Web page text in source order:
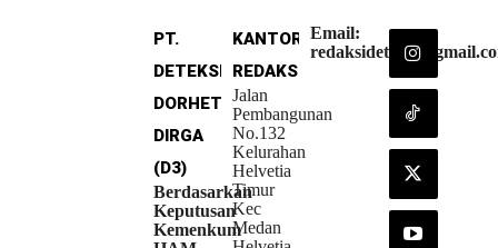
PT.
DETEKSI
DORHETA
DIRGA
(D3)
Berdasarkan
Keputusan
Kemenkum
KANTOR
REDAKSI
Jalan
Pembangunan
No.132
Kelurahan
Helvetia
Timur
Kec
Medan
Email: